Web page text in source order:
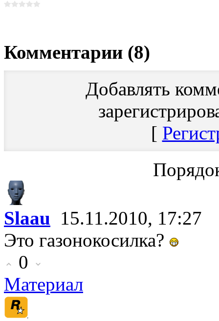
Комментарии (8)
Добавлять
[
Slaau 15.11.2010, 17:27
Это газонокосилка?
0
Материал